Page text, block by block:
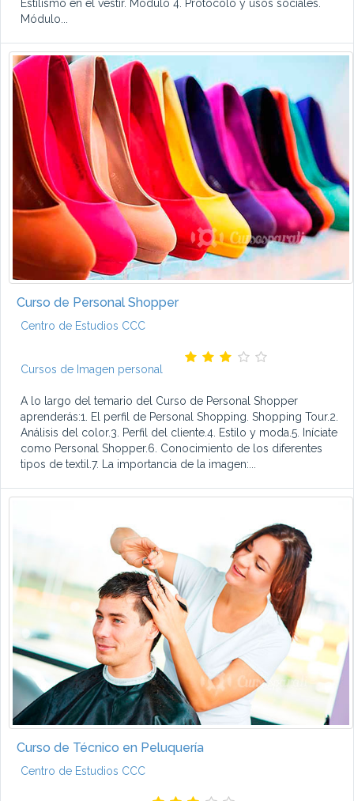
Estilismo en el vestir. Módulo 4. Protocolo y usos sociales.
Módulo...
Curso de Personal Shopper
Centro de Estudios CCC
Cursos de Imagen personal
A lo largo del temario del Curso de Personal Shopper
aprenderás:1. El perfil de Personal Shopping. Shopping Tour.2.
Análisis del color.3. Perfil del cliente.4. Estilo y moda.5. Iníciate
como Personal Shopper.6. Conocimiento de los diferentes
tipos de textil.7. La importancia de la imagen:...
Curso de Técnico en Peluquería
Centro de Estudios CCC